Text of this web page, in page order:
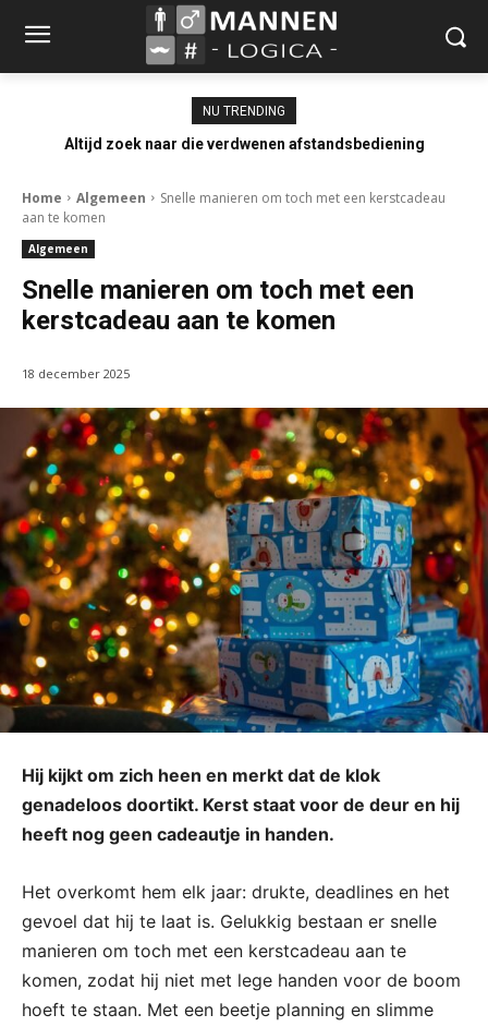
NU TRENDING
Altijd zoek naar die verdwenen afstandsbediening
Home Algemeen
Snelle manieren om toch met een kerstcadeau
aan te komen
Algemeen
Snelle manieren om toch met een
kerstcadeau aan te komen
18 december 2025
Hij kijkt om zich heen en merkt dat de klok
genadeloos doortikt. Kerst staat voor de deur en hij
heeft nog geen cadeautje in handen.
Het overkomt hem elk jaar: drukte, deadlines en het
gevoel dat hij te laat is. Gelukkig bestaan er snelle
manieren om toch met een kerstcadeau aan te
komen, zodat hij niet met lege handen voor de boom
hoeft te staan. Met een beetje planning en slimme